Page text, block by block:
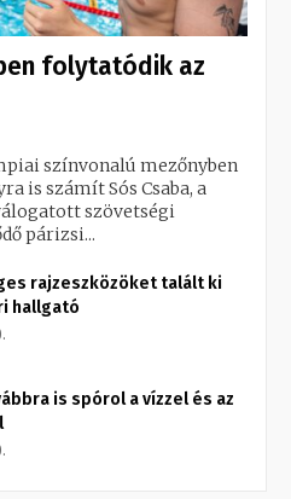
folytatódik az
színvonalú mezőnyben
is számít Sós Csaba, a
szövetségi
párizsi...
rajzeszközöket talált ki
hallgató
is spórol a vízzel és az